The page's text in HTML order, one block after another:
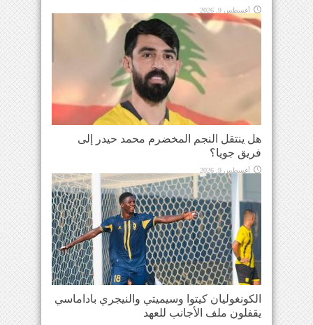
أغسطس 9, 2026
هل ينتقل النجم المخضرم محمد حيدر إلى
فريق جويا؟
أغسطس 9, 2026
الكونغوليان كيتوا وسيميتي والنيجري باداماسي
يقفلون ملف الأجانب للعهد